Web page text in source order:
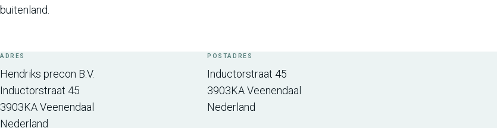
buitenland.
ADRES
Hendriks precon B.V.
Inductorstraat 45
3903KAVeenendaal
Nederland
POSTADRES
Inductorstraat 45
3903KAVeenendaal
Nederland